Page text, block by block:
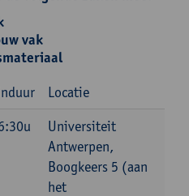
vak
Locatie
Universiteit
Antwerpen,
Boogkeers 5 (aan
het